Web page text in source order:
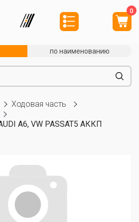
0
по наименованию
Ходовая часть
A6, VW PASSAT5 АККП